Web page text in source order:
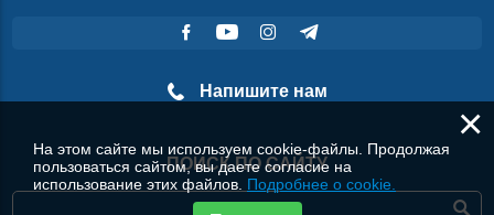
Напишите нам
ПОИСК ПО САЙТУ
×
На этом сайте мы используем cookie-файлы. Продолжая
пользоваться сайтом, вы даете согласие на
использование этих файлов. Подробнее о cookie.